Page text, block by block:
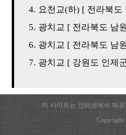
요천교(하) [ 전라북도
광치교 [ 전라북도 남
광치교 [ 전라북도 남
광치교 [ 강원도 인제
이 사이트는 인터넷에서 제
Copyright